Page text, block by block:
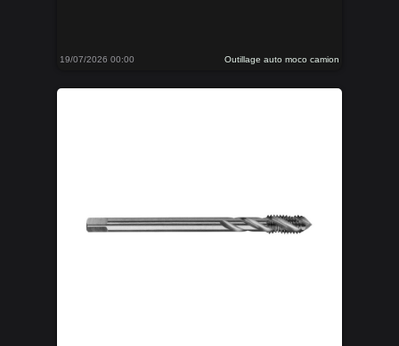
19/07/2026 00:00 Outillage auto moco camion